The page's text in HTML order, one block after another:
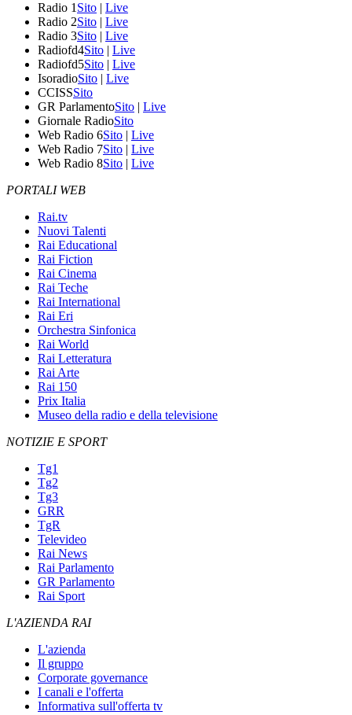
Radio 1 Sito | Live
Radio 2Sito | Live
Radio 3Sito | Live
Radiofd4Sito | Live
Radiofd5Sito | Live
IsoradioSito | Live
CCISSSito
GR ParlamentoSito | Live
Giornale RadioSito
Web Radio 6Sito | Live
Web Radio 7Sito | Live
Web Radio 8Sito | Live
PORTALI WEB
Rai.tv
Nuovi Talenti
Rai Educational
Rai Fiction
Rai Cinema
Rai Teche
Rai International
Rai Eri
Orchestra Sinfonica
Rai World
Rai Letteratura
Rai Arte
Rai 150
Prix Italia
Museo della radio e della televisione
NOTIZIE E SPORT
Tg1
Tg2
Tg3
GRR
TgR
Televideo
Rai News
Rai Parlamento
GR Parlamento
Rai Sport
L'AZIENDA RAI
L'azienda
Il gruppo
Corporate governance
I canali e l'offerta
Informativa sull'offerta tv